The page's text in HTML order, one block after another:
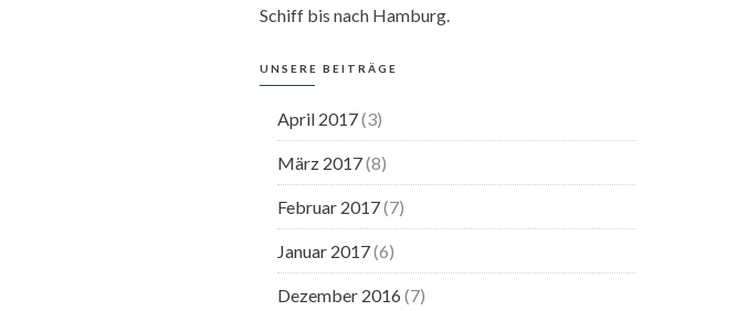
Schiff bis nach Hamburg.
UNSERE BEITRÄGE
April 2017(3)
März 2017(8)
Februar 2017(7)
Januar 2017(6)
Dezember 2016 (7)